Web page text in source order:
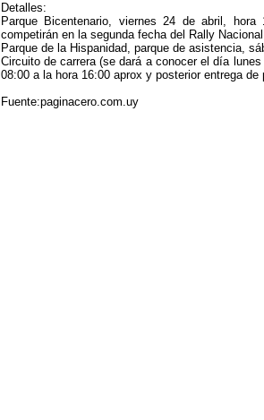
Detalles:
Parque Bicentenario, viernes 24 de abril,
competirán en la segunda fecha del Rally Nacional
Parque de la Hispanidad, parque de asistencia,
Circuito de carrera (se dará a conocer el día
08:00 a la hora 16:00 aprox y posterior entrega
Fuente:paginacero.com.uy